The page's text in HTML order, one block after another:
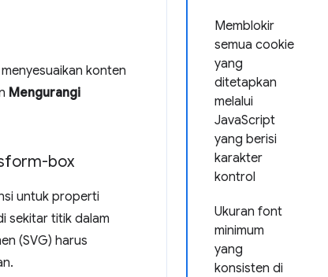
Memblokir
semua cookie
yang
ditetapkan
melalui
JavaScript
yang berisi
karakter
kontrol
Ukuran font
minimum
yang
konsisten di
konten
Mengurangi
box
untuk properti
sekitar titik dalam
(SVG) harus